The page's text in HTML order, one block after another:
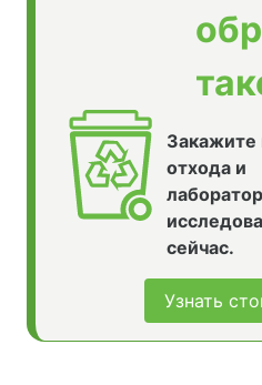
Закажите
отхода и
сейчас.
Узнать